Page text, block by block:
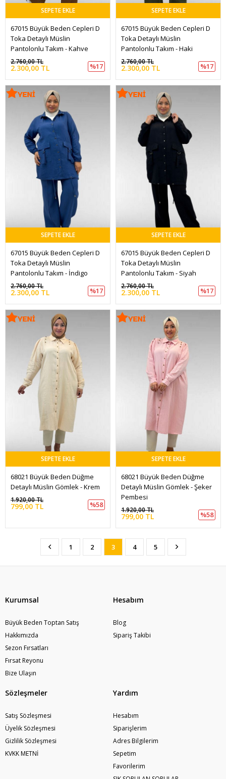
SEPETE EKLE
67015 Büyük Beden Cepleri D
Toka Detaylı Müslin
Pantolonlu Takım - Kahve
2.300,00 TL
2.760,00 TL
%17
SEPETE EKLE
67015 Büyük Beden Cepleri D
Toka Detaylı Müslin
Pantolonlu Takım - Haki
2.300,00 TL
2.760,00 TL
%17
SEPETE EKLE
67015 Büyük Beden Cepleri D
Toka Detaylı Müslin
Pantolonlu Takım - İndigo
2.300,00 TL
2.760,00 TL
%17
SEPETE EKLE
67015 Büyük Beden Cepleri D
Toka Detaylı Müslin
Pantolonlu Takım - Siyah
2.300,00 TL
2.760,00 TL
%17
SEPETE EKLE
68021 Büyük Beden Düğme
Detaylı Müslin Gömlek - Krem
799,00 TL
1.920,00 TL
%58
SEPETE EKLE
68021 Büyük Beden Düğme
Detaylı Müslin Gömlek - Şeker
Pembesi
799,00 TL
1.920,00 TL
%58
1 2 3 4 5
Kurumsal
Büyük Beden Toptan Satış
Hakkımızda
Sezon Fırsatları
Fırsat Reyonu
Bize Ulaşın
Hesabım
Blog
Sipariş Takibi
Sözleşmeler
Satış Sözleşmesi
Üyelik Sözleşmesi
Gizlilik Sözleşmesi
KVKK METNİ
Yardım
Hesabım
Siparişlerim
Adres Bilgilerim
Sepetim
Favorilerim